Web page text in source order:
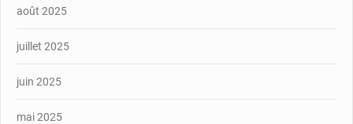
août 2025
juillet 2025
juin 2025
mai 2025